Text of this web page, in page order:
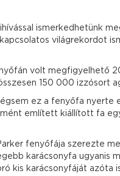
ismerkedhetünk
világrekordot
volt megfigyelhető
150 000 izzósort
ez a fenyőfa nyerte
említett kiállított fa
fenyőfája szerezte
karácsonyfa ugyanis
kis karácsonyfáját azóta